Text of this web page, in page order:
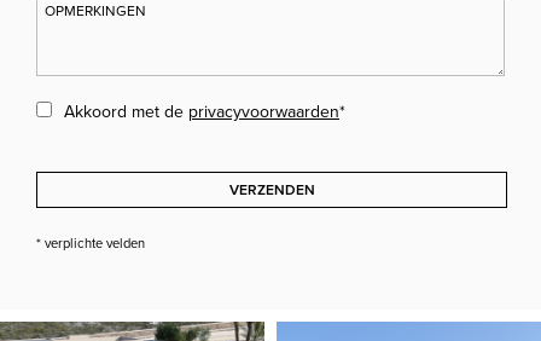
Akkoord met de privacyvoorwaarden*
VERZENDEN
* verplichte velden